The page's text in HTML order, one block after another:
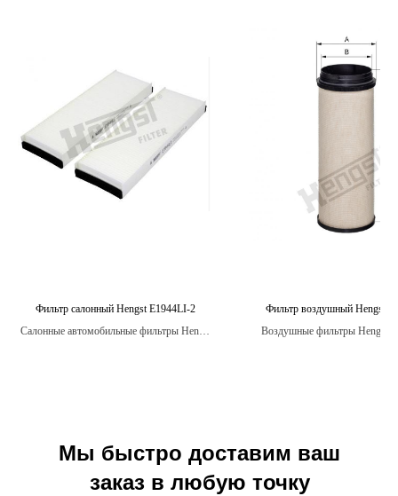
Фильтр салонный Hengst E1944LI-2
Салонные автомобильные фильтры Hengst
Фильтр воздушный Hengst
Воздушные фильтры Hengst
Мы быстро доставим ваш
заказ в любую точку